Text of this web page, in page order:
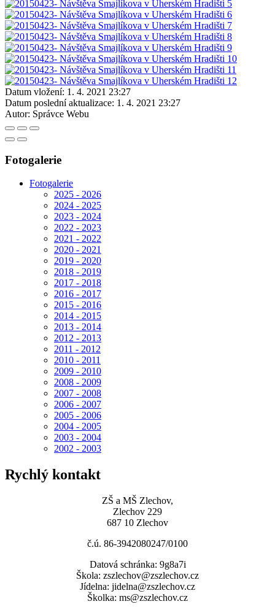
Datum vložení: 1. 4. 2021 23:27
Datum poslední aktualizace: 1. 4. 2021 23:27
Autor: Správce Webu
Fotogalerie
Fotogalerie
2025 - 2026
2024 - 2025
2023 - 2024
2022 - 2023
2021 - 2022
2020 - 2021
2019 - 2020
2018 - 2019
2017 - 2018
2016 - 2017
2015 - 2016
2014 - 2015
2013 - 2014
2012 - 2013
2011 - 2012
2010 - 2011
2009 - 2010
2008 - 2009
2007 - 2008
2006 - 2007
2005 - 2006
2004 - 2005
2003 - 2004
2002 - 2003
Rychlý kontakt
ZŠ a MŠ Zlechov,
Zlechov 229
687 10 Zlechov
č.ú. 86-3942080247/0100
Datová schránka: 9g8a7i
Škola: zszlechov@zszlechov.cz
Jídelna: jidelna@zszlechov.cz
Školka: ms@zszlechov.cz